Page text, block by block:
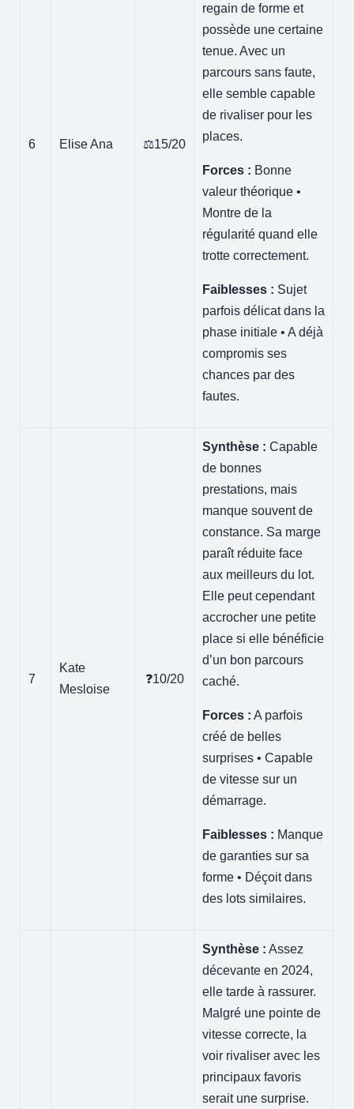
6 Elise Ana ⚖️15/20
regain de forme et
possède une certaine
tenue. Avec un
parcours sans faute,
elle semble capable
de rivaliser pour les
places.
Forces : Bonne
valeur théorique •
Montre de la
régularité quand elle
trotte correctement.
Faiblesses : Sujet
parfois délicat dans la
phase initiale • A déjà
compromis ses
chances par des
fautes.
7
Kate
Mesloise
❓10/20
Synthèse : Capable
de bonnes
prestations, mais
manque souvent de
constance. Sa marge
paraît réduite face
aux meilleurs du lot.
Elle peut cependant
accrocher une petite
place si elle bénéficie
d’un bon parcours
caché.
Forces : A parfois
créé de belles
surprises • Capable
de vitesse sur un
démarrage.
Faiblesses : Manque
de garanties sur sa
forme • Déçoit dans
des lots similaires.
Synthèse : Assez
décevante en 2024,
elle tarde à rassurer.
Malgré une pointe de
vitesse correcte, la
voir rivaliser avec les
principaux favoris
serait une surprise.